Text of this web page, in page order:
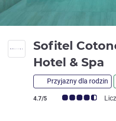
Sofitel
Hotel & Spa
Przyjazny dla rodzin
Ocena klientów (Ocena ALL)
4.7/5